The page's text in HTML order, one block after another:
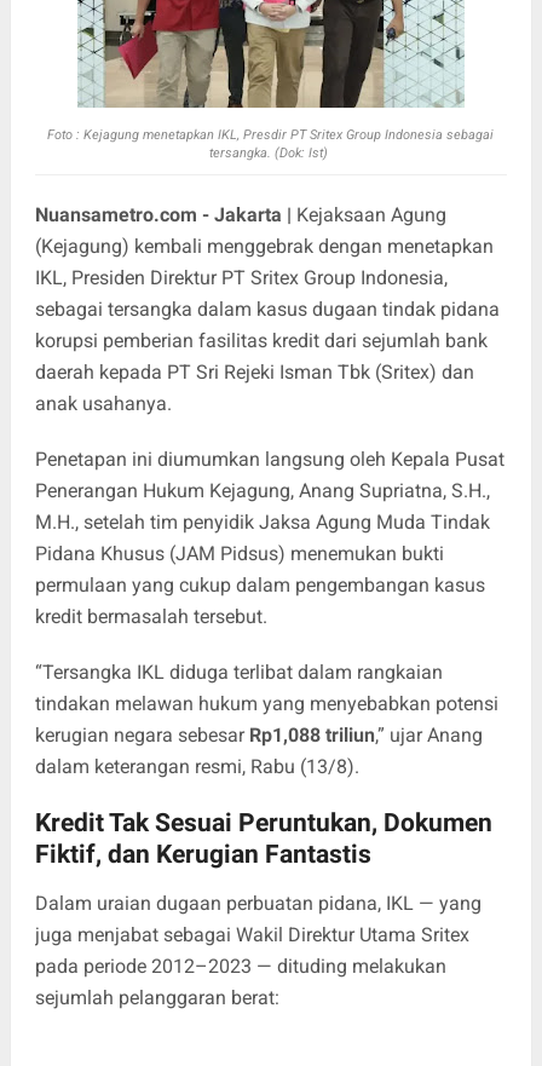
Foto : Kejagung menetapkan IKL, Presdir PT Sritex Group Indonesia sebagai
tersangka. (Dok: Ist)
Nuansametro.com - Jakarta | Kejaksaan Agung
(Kejagung) kembali menggebrak dengan menetapkan
IKL, Presiden Direktur PT Sritex Group Indonesia,
sebagai tersangka dalam kasus dugaan tindak pidana
korupsi pemberian fasilitas kredit dari sejumlah bank
daerah kepada PT Sri Rejeki Isman Tbk (Sritex) dan
anak usahanya.
Penetapan ini diumumkan langsung oleh Kepala Pusat
Penerangan Hukum Kejagung, Anang Supriatna, S.H.,
M.H., setelah tim penyidik Jaksa Agung Muda Tindak
Pidana Khusus (JAM Pidsus) menemukan bukti
permulaan yang cukup dalam pengembangan kasus
kredit bermasalah tersebut.
“Tersangka IKL diduga terlibat dalam rangkaian
tindakan melawan hukum yang menyebabkan potensi
kerugian negara sebesar Rp1,088 triliun,” ujar Anang
dalam keterangan resmi, Rabu (13/8).
Kredit Tak Sesuai Peruntukan, Dokumen
Fiktif, dan Kerugian Fantastis
Dalam uraian dugaan perbuatan pidana, IKL — yang
juga menjabat sebagai Wakil Direktur Utama Sritex
pada periode 2012–2023 — dituding melakukan
sejumlah pelanggaran berat: